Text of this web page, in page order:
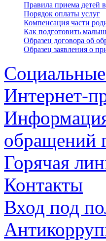
Правила приема
Порядок оплаты услуг
Компенсация части
Как подготовить
Образец договора об
Образец заявления о
Интернет-
Информация
обращений
Горячая
Контакты
Вход под